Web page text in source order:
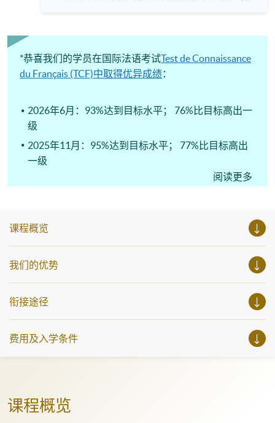
的你，绝对是机会难逢。若你想了解心理学及相关的日常应
坊、体验课堂和丰富资讯讲座。万勿错过是次活动，记得把
握机会，立刻报名参加，规划学习之路，成就你的未来蓝
图！
*恭喜我们的学员在国际法语考试Test de Connaissance
du Français (TCF)中取得优异成绩：
2026年6月：93%达到目标水平； 76%比目标高出一
级
2025年11月：95%达到目标水平； 77%比目标高出
一级
2025年6月：94%达到目标水平； 85%比目标高出一
阅读更多
课程概览
我们的优势
衔接途径
费用及入学条件
课程概览